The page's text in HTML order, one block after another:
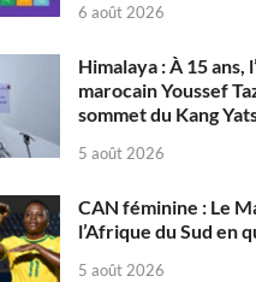
6 août 2026
Himalaya : À 15 ans,
marocain Youssef
sommet du Kang
5 août 2026
CAN féminine : Le
l’Afrique du Sud en
5 août 2026